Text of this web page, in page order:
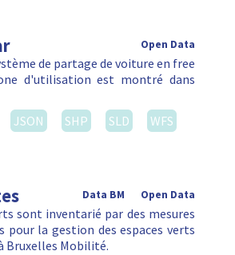
Open Data
de partage de voiture en free
d'utilisation est montré dans
JSON SHP SLD
WFS
Open Data
Data BM
sont inventarié par des mesures
pour la gestion des espaces verts
Bruxelles Mobilité.